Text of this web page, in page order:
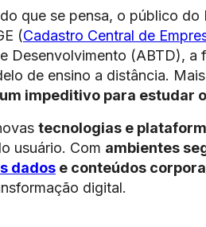
que se pensa, o público do
(Cadastro Central de
Desenvolvimento (ABTD), a
de ensino a distância.
impeditivo para estudar
tecnologias e
usuário. Com ambientes
dados e conteúdos
digital.